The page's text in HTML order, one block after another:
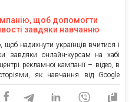
щоб допомогти
завдяки навчанню
надихнути українців вчитися і
завдяки онлайн-курсам на хабі
рекламної кампанії – відео, в
як навчання від Google
умовах війни. У ролику
знайти нову роботу, […]